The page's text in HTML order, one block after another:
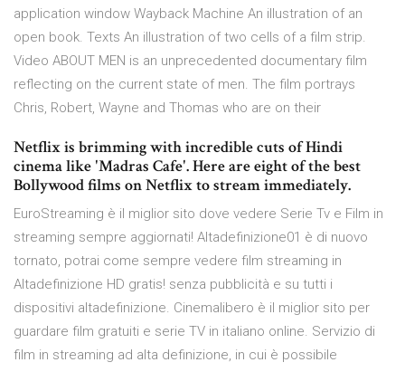
application window Wayback Machine An illustration of an
open book. Texts An illustration of two cells of a film strip.
Video ABOUT MEN is an unprecedented documentary film
reflecting on the current state of men. The film portrays
Chris, Robert, Wayne and Thomas who are on their
Netflix is brimming with incredible cuts of Hindi
cinema like 'Madras Cafe'. Here are eight of the best
Bollywood films on Netflix to stream immediately.
EuroStreaming è il miglior sito dove vedere Serie Tv e Film in
streaming sempre aggiornati! Altadefinizione01 è di nuovo
tornato, potrai come sempre vedere film streaming in
Altadefinizione HD gratis! senza pubblicità e su tutti i
dispositivi altadefinizione. Cinemalibero è il miglior sito per
guardare film gratuiti e serie TV in italiano online. Servizio di
film in streaming ad alta definizione, in cui è possibile